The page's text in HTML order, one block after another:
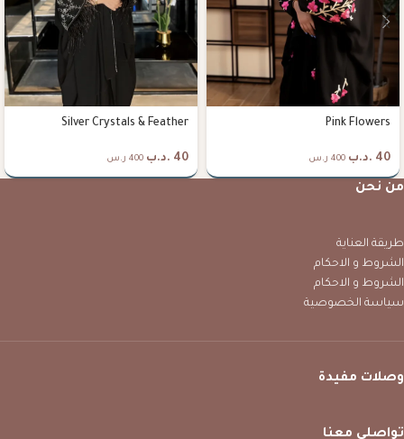
Pink Flowers
40 .د.ب 400 ر.س
Silver Crystals & Feather
40 .د.ب 400 ر.س
من نحن
طريقة العناية
الشروط و الاحكام
الشروط و الاحكام
سياسة الخصوصية
وصلات مفيدة
تواصلي معنا